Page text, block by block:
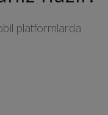
platformlarda